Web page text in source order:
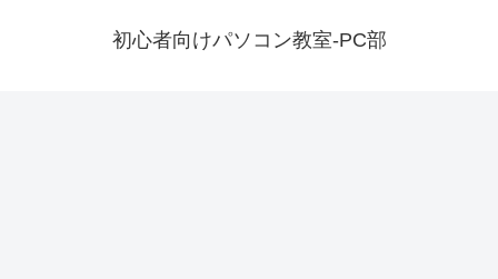
初心者向けパソコン教室-PC部